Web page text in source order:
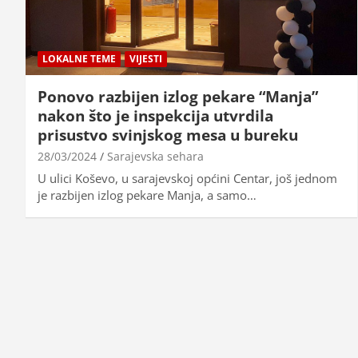
LOKALNE TEME VIJESTI
Ponovo razbijen izlog pekare “Manja”
nakon što je inspekcija utvrdila
prisustvo svinjskog mesa u bureku
28/03/2024 Sarajevska sehara
U ulici Koševo, u sarajevskoj općini Centar, još jednom
je razbijen izlog pekare Manja, a samo…